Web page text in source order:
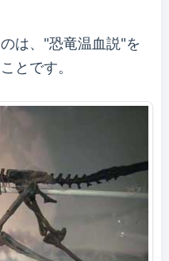
は、"恐竜温血説"を
とです。